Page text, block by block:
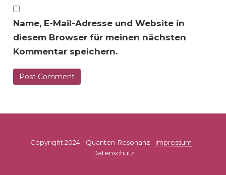
Name, E-Mail-Adresse und Website in
diesem Browser für meinen nächsten
Kommentar speichern.
Copyright 2024 - Quanten-Resonanz - Impressum |
Datenschutz